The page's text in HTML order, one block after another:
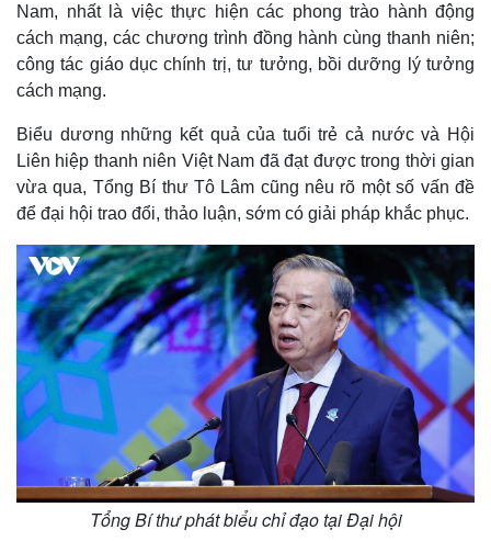
Nam, nhất là việc thực hiện các phong trào hành động
cách mạng, các chương trình đồng hành cùng thanh niên;
công tác giáo dục chính trị, tư tưởng, bồi dưỡng lý tưởng
cách mạng.
Biểu dương những kết quả của tuổi trẻ cả nước và Hội
Liên hiệp thanh niên Việt Nam đã đạt được trong thời gian
vừa qua, Tổng Bí thư Tô Lâm cũng nêu rõ một số vấn đề
để đại hội trao đổi, thảo luận, sớm có giải pháp khắc phục.
Tổng Bí thư phát biểu chỉ đạo tại Đại hội